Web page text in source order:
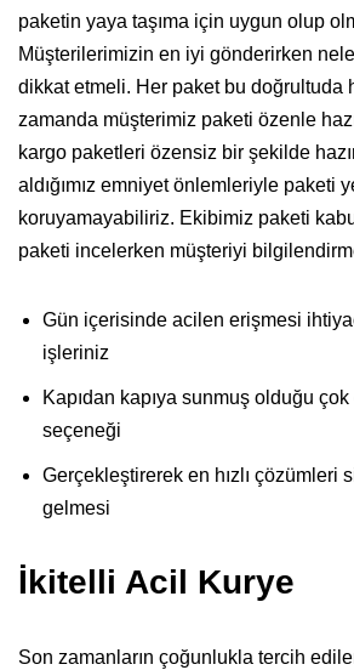
paketin yaya taşıma için uygun olup
Müşterilerimizin en iyi gönderirken
dikkat etmeli. Her paket bu doğrultuda
zamanda müşterimiz paketi özenle
kargo paketleri özensiz bir şekilde
aldığımız emniyet önlemleriyle paketi
koruyamayabiliriz. Ekibimiz paketi
paketi incelerken müşteriyi
Gün içerisinde acilen erişmesi
işleriniz
Kapıdan kapıya sunmuş olduğu
seçeneği
Gerçekleştirerek en hızlı çözümleri
gelmesi
İkitelli Acil Kurye
Son zamanların çoğunlukla tercih